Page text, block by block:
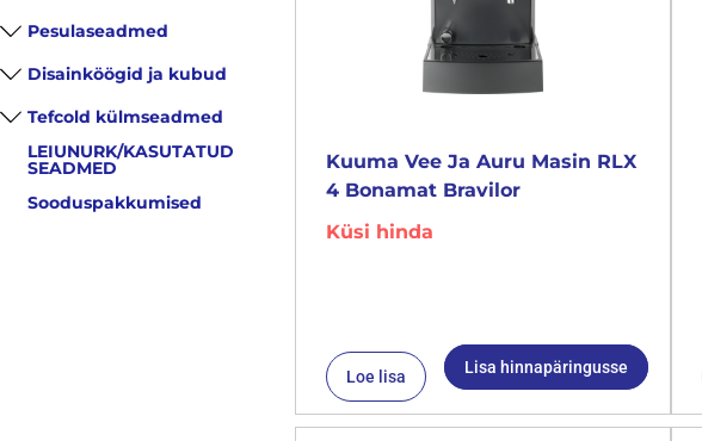
Pesulaseadmed
Disainköögid ja kubud
Tefcold külmseadmed
LEIUNURK/KASUTATUD
SEADMED
Sooduspakkumised
Kuuma Vee Ja Auru Masin RLX
4 Bonamat Bravilor
Küsi hinda
Loe lisa Lisa hinnapäringusse